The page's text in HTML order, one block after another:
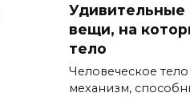
Удивительные
вещи, на
тело
Человеческое
механизм,